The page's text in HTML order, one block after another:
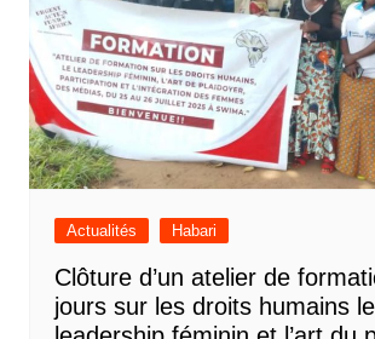
Actualités Habari
Clôture d’un atelier de
jours sur les droits humains le